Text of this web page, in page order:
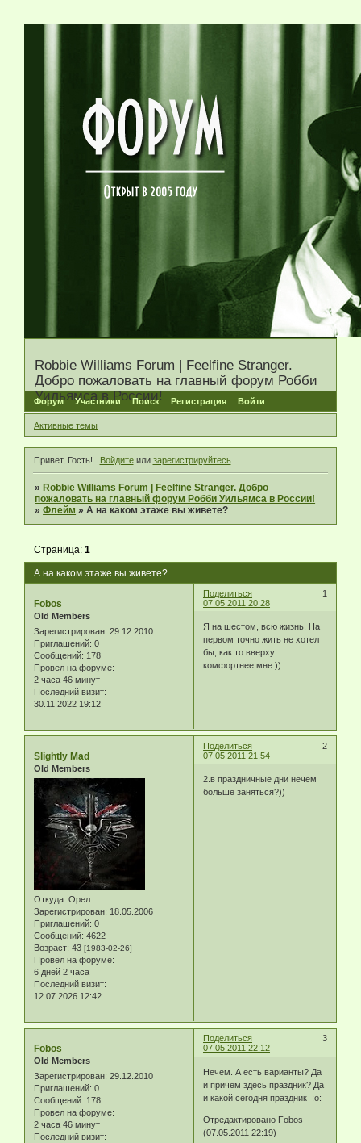
Robbie Williams Forum | Feelfine Stranger.
Добро пожаловать на главный форум Робби
Уильямса в России!
Форум Участники Поиск Регистрация Войти
Активные темы
Привет, Гость! Войдитеили зарегистрируйтесь.
» Robbie Williams Forum | Feelfine Stranger. Добро
пожаловать на главный форум Робби Уильямса в России!
»Флейм »А на каком этаже вы живете?
А на каком этаже вы живете?
Страница:1
Поделиться
1
07.05.2011 20:28
Fobos
Old Members
Зарегистрирован: 29.12.2010
Приглашений: 0
Сообщений: 178
Провел на форуме:
2 часа 46 минут
Последний визит:
30.11.2022 19:12
Я на шестом, всю жизнь. На
первом точно жить не хотел
бы, как то вверху
комфортнее мне ))
Поделиться
2
07.05.2011 21:54
Slightly Mad
Old Members
Откуда: Орел
Зарегистрирован: 18.05.2006
Приглашений: 0
Сообщений: 4622
Возраст: 43 [1983-02-26]
Провел на форуме:
6 дней 2 часа
Последний визит:
12.07.2026 12:42
2.в праздничные дни нечем
больше заняться?))
Поделиться
3
07.05.2011 22:12
Fobos
Old Members
Зарегистрирован: 29.12.2010
Приглашений: 0
Сообщений: 178
Провел на форуме:
2 часа 46 минут
Последний визит:
Нечем. А есть варианты? Да
и причем здесь праздник? Да
и какой сегодня праздник :o:
Отредактировано Fobos
(07.05.2011 22:19)